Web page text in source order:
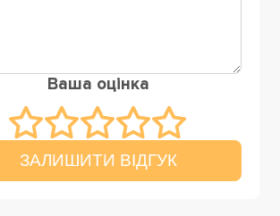
Ваша оцінка
ЗАЛИШИТИ ВІДГУК